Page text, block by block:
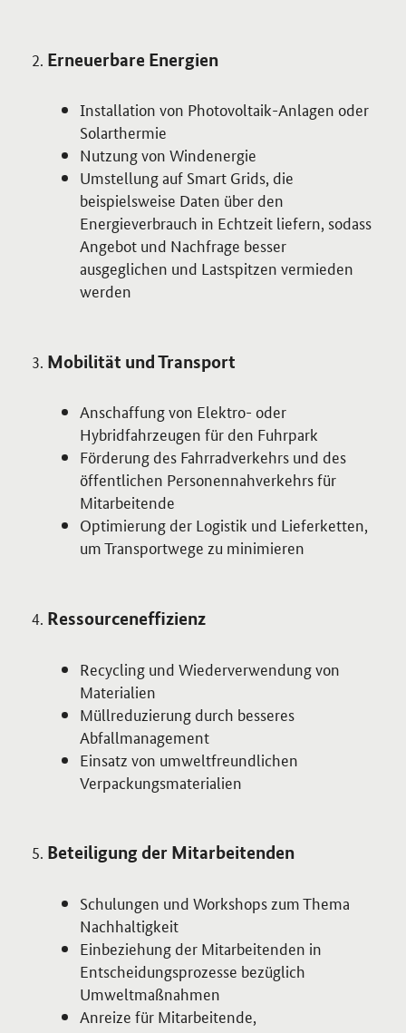
Erneuerbare Energien
Installation von Photovoltaik-Anlagen oder
Solarthermie
Nutzung von Windenergie
Umstellung auf Smart Grids, die
beispielsweise Daten über den
Energieverbrauch in Echtzeit liefern, sodass
Angebot und Nachfrage besser
ausgeglichen und Lastspitzen vermieden
werden
Mobilität und Transport
Anschaffung von Elektro- oder
Hybridfahrzeugen für den Fuhrpark
Förderung des Fahrradverkehrs und des
öffentlichen Personennahverkehrs für
Mitarbeitende
Optimierung der Logistik und Lieferketten,
um Transportwege zu minimieren
Ressourceneffizienz
Recycling und Wiederverwendung von
Materialien
Müllreduzierung durch besseres
Abfallmanagement
Einsatz von umweltfreundlichen
Verpackungsmaterialien
Beteiligung der Mitarbeitenden
Schulungen und Workshops zum Thema
Nachhaltigkeit
Einbeziehung der Mitarbeitenden in
Entscheidungsprozesse bezüglich
Umweltmaßnahmen
Anreize für Mitarbeitende,